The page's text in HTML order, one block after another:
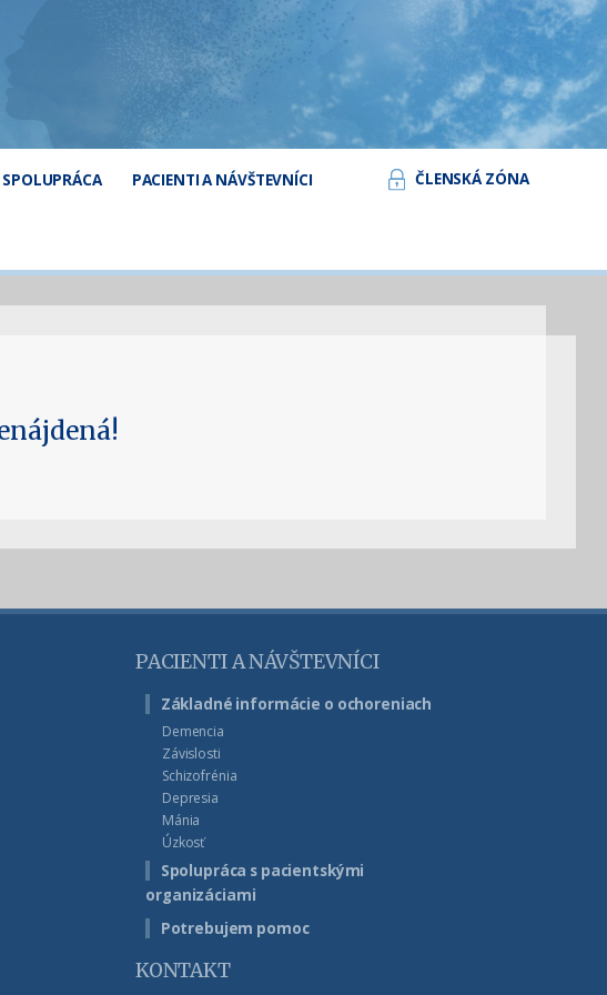
SPOLUPRÁCA PACIENTI A NÁVŠTEVNÍCI ČLENSKÁ ZÓNA
PACIENTI A NÁVŠTEVNÍCI
Základné informácie o ochoreniach
Demencia
Závislosti
Schizofrénia
Depresia
Mánia
Úzkosť
Spolupráca s pacientskými
organizáciami
Potrebujem pomoc
KONTAKT